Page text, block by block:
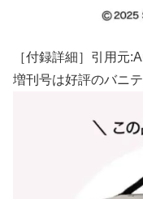
［付録詳細］引用元
増刊号は好評のバニ